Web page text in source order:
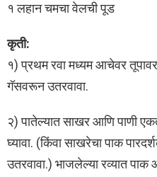
१ लहान चमचा वेलची पूड
कृती:
१) प्रथम रवा मध्यम आचेवर
गॅसवरून उतरवावा.
२) पातेल्यात साखर आणि पाणी
घ्यावा. (किंवा साखरेचा पाक
उतरवावा.) भाजलेल्या रव्यात पाक